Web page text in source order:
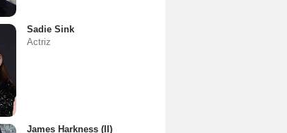
Sadie Sink
Actriz
James Harkness (II)